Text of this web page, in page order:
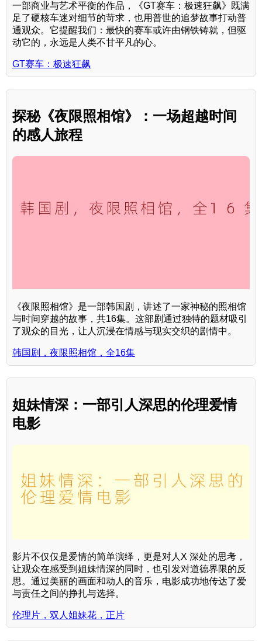
一部商业与艺术平衡的作品，《GT赛车：极速狂飙》既满
足了硬核车迷对细节的苛求，也用普世的追梦故事打动普
通观众。它提醒我们：最快的赛车或许由钢铁铸就，但驱
动它的，永远是人类不甘平凡的心。
GT赛车：极速狂飙
探秘《夜限照相馆》：一场超越时间
的感人旅程
《夜限照相馆》是一部韩国剧，讲述了一家神秘的照相馆
与时间穿越的故事，共16集。这部剧通过独特的题材吸引
了观众的目光，让人沉浸在情感与现实交织的剧情中。
韩国剧，夜限照相馆，全16集
姐妹情深：一部引人深思的伦理爱情
电影
影片不仅仅是爱情的简单演绎，更是对人X 深处的思考，
让观众在感受到姐妹情深的同时，也引发对道德界限的反
思。通过美丽的画面和动人的音乐，电影成功地传达了爱
与责任之间的挣扎与选择。
伦理片，双人姐妹花，正片